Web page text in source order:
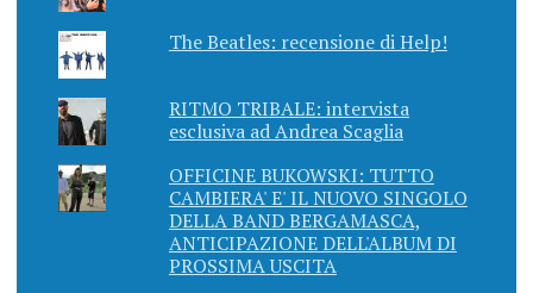
The Beatles: recensione di Help!
RITMO TRIBALE: intervista
esclusiva ad Andrea Scaglia
OFFICINE BUKOWSKI: TUTTO
CAMBIERA' E' IL NUOVO SINGOLO
DELLA BAND BERGAMASCA,
ANTICIPAZIONE DELL'ALBUM DI
PROSSIMA USCITA